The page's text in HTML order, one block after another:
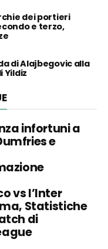
dei portieri
e terzo,
di Alajbegovic alla
Yildiz
infortuni a
e
vs l’Inter
Statistiche
di